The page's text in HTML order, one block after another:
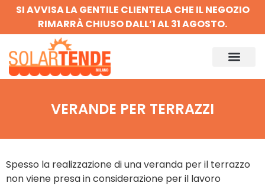
SI AVVISA LA GENTILE CLIENTELA CHE IL NEGOZIO
RIMARRÀ CHIUSO DALL’1 AL 31 AGOSTO.
VERANDE PER TERRAZZI
Spesso la realizzazione di una veranda per il terrazzo
non viene presa in considerazione per il lavoro